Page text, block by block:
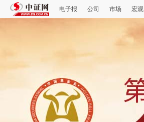
电子报 公司 市场 宏观